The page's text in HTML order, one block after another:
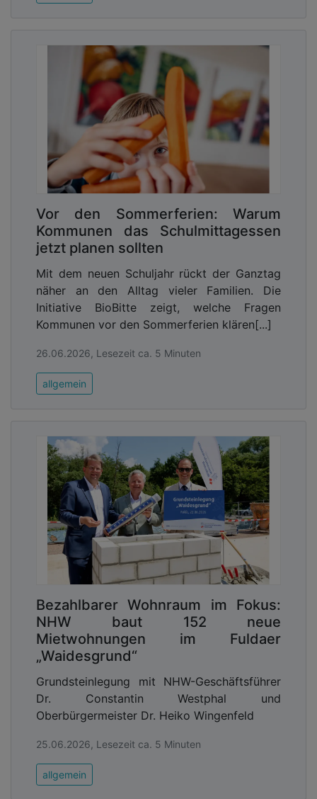
Vor den Sommerferien: Warum
Kommunen das Schulmittagessen
jetzt planen sollten
Mit dem neuen Schuljahr rückt der Ganztag
näher an den Alltag vieler Familien. Die
Initiative BioBitte zeigt, welche Fragen
Kommunen vor den Sommerferien klären[...]
26.06.2026, Lesezeit ca. 5 Minuten
allgemein
Bezahlbarer Wohnraum im Fokus:
NHW baut 152 neue
Mietwohnungen im Fuldaer
„Waidesgrund“
Grundsteinlegung mit NHW-Geschäftsführer
Dr. Constantin Westphal und
Oberbürgermeister Dr. Heiko Wingenfeld
25.06.2026, Lesezeit ca. 5 Minuten
allgemein